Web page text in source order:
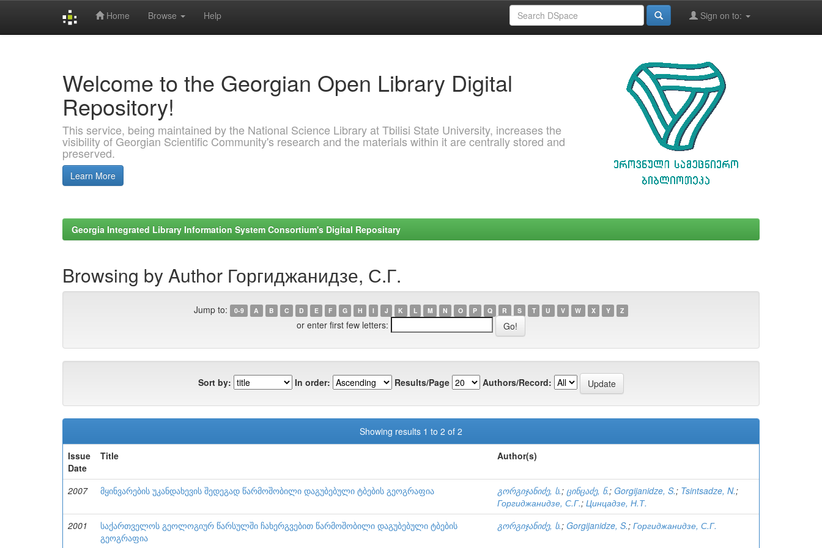
Home Browse Help Sign on to:
Welcome to the Georgian Open Library Digital
Repository!
This service, being maintained by the National Science Library at Tbilisi State University, increases the
visibility of Georgian Scientific Community's research and the materials within it are centrally stored and
preserved.
Learn More
Georgia Integrated Library Information System Consortium's Digital Repositary
Browsing by Author Горгиджанидзе, С.Г.
Jump to: 0-9 A B C D E F G H I J K L M N O P Q R S T U V W X Y Z
or enter first few letters:
Sort by: In order: Results/Page Authors/Record:
Showing results 1 to 2 of 2
Issue
Date
Title Author(s)
2007 მყინვარების უკანდახევის შედეგად წარმოშობილი დაგუბებული ტბების გეოგრაფია გორგიჯანიძე, ს.; ცინცაძე, ნ.; Gorgijanidze, S.; Tsintsadze, N.;
Горгиджанидзе, С.Г.; Цинцадзе, Н.Т.
2001
საქართველოს გეოლოგიურ წარსულში ჩახერგვებით წარმოშობილი დაგუბებული ტბების
გეოგრაფია
გორგიჯანიძე, ს.; Gorgijanidze, S.; Горгиджанидзе, С.Г.